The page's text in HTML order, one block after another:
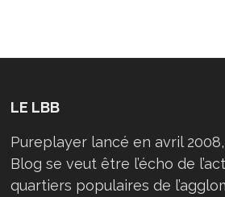
LE LBB
Pureplayer lancé en avril
Blog se veut être l’écho de
quartiers populaires de